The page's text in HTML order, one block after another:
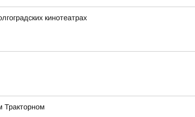
кинотеатрах
Тракторном